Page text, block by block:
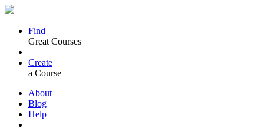
Find
Great Courses
Create
a Course
About
Blog
Help